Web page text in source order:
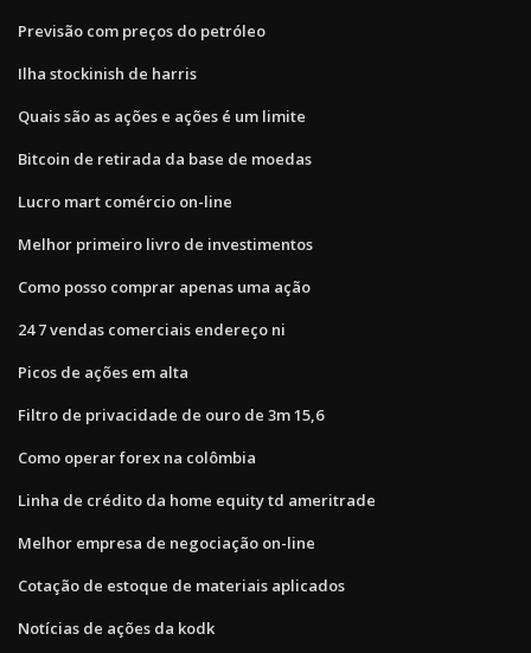
Previsão com preços do petróleo
Ilha stockinish de harris
Quais são as ações e ações é um limite
Bitcoin de retirada da base de moedas
Lucro mart comércio on-line
Melhor primeiro livro de investimentos
Como posso comprar apenas uma ação
24 7 vendas comerciais endereço ni
Picos de ações em alta
Filtro de privacidade de ouro de 3m 15,6
Como operar forex na colômbia
Linha de crédito da home equity td ameritrade
Melhor empresa de negociação on-line
Cotação de estoque de materiais aplicados
Notícias de ações da kodk